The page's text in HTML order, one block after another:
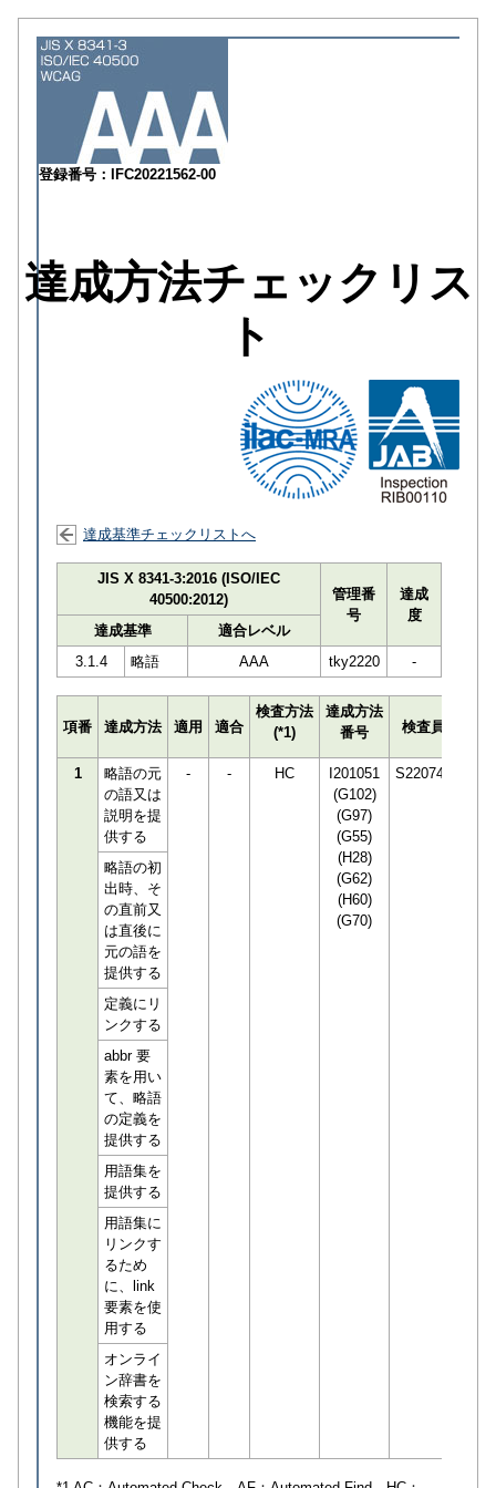
登録番号：IFC20221562-00
達成方法チェックリス
ト
達成基準チェックリストへ
JIS X 8341-3:2016 (ISO/IEC
40500:2012)
管理番
号
達成
度
達成基準
適合レベル
3.1.4
略語 AAA tky2220 -
項番 達成方法 適用 適合
検査方法
(*1)
達成方法
番号
検査員
1
略語の元
の語又は
説明を提
供する
- - HC
I201051
(G102)
(G97)
(G55)
(H28)
(G62)
(H60)
(G70)
S220745
略語の初
出時、そ
の直前又
は直後に
元の語を
提供する
定義にリ
ンクする
abbr 要
素を用い
て、略語
の定義を
提供する
用語集を
提供する
用語集に
リンクす
るため
に、link
要素を使
用する
オンライ
ン辞書を
検索する
機能を提
供する